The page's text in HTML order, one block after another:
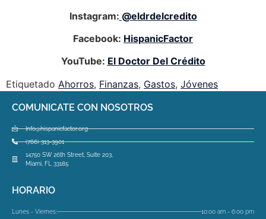
Instagram: @eldrdelcredito
Facebook: HispanicFactor
YouTube: El Doctor Del Crédito
Etiquetado Ahorros, Finanzas, Gastos, Jóvenes
COMUNICATE CON NOSOTROS
Info@hispanicfactor.org
(786) 313-3901
14750 SW 26th Street, Suite 203,
Miami, FL 33185
HORARIO
Lunes - Viernes: 10:00 am - 6:00 pm